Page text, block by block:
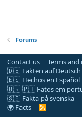
Forums
Contact us Terms and
🇩🇪 Fakten auf Deutsch
🇪🇸 Hechos en Español
🇧🇷 🇵🇹 Fatos em
🇸🇪 Fakta på svenska
🌍 Facts
R